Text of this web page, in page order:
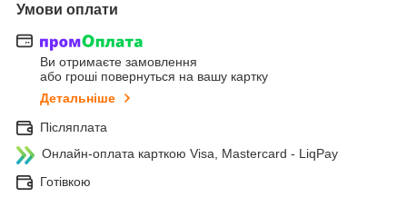
Умови оплати
Ви отримаєте замовлення
або гроші повернуться на вашу картку
Детальніше
Післяплата
Онлайн-оплата карткою Visa, Mastercard - LiqPay
Готівкою